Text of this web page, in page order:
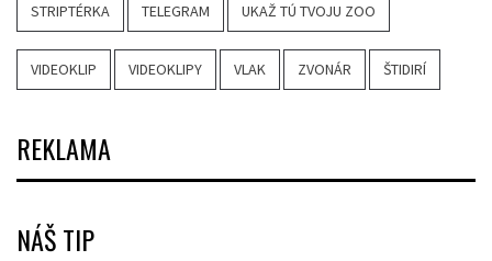
STRIPTÉRKA TELEGRAM UKAŽ TÚ TVOJU ZOO
VIDEOKLIP VIDEOKLIPY VLAK ZVONÁR ŠTIDIRÍ
REKLAMA
NÁŠ TIP